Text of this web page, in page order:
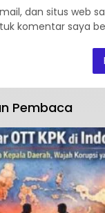
dan situs web
komentar saya
Pembaca